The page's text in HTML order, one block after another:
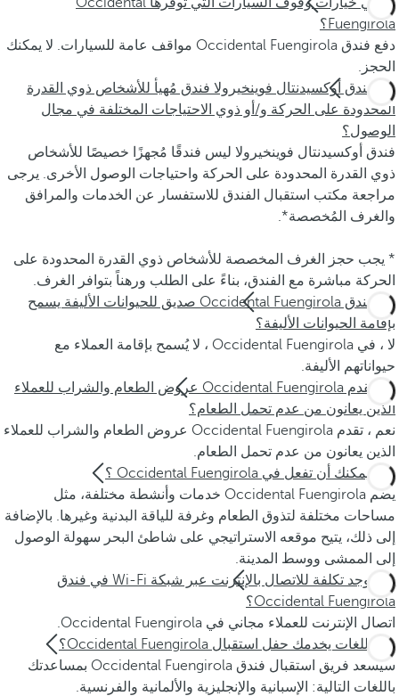
Fuengirola؟
دفع فندق Occidental Fuengirola مواقف عامة للسيارات. لا يمكنك
الحجز.
هل فندق أوكسيدنتال فوينخيرولا فندق مُهيأ للأشخاص ذوي القدرة
المحدودة على الحركة و/أو ذوي الاحتياجات المختلفة في مجال
الوصول؟
فندق أوكسيدنتال فوينخيرولا ليس فندقًا مُجهزًا خصيصًا للأشخاص
ذوي القدرة المحدودة على الحركة واحتياجات الوصول الأخرى. يرجى
مراجعة مكتب استقبال الفندق للاستفسار عن الخدمات والمرافق
والغرف المُخصصة*.
* يجب حجز الغرف المخصصة للأشخاص ذوي القدرة المحدودة على
الحركة مباشرة مع الفندق، بناءً على الطلب ورهناً بتوافر الغرف.
هل فندق Occidental Fuengirola صديق للحيوانات الأليفة يسمح
بإقامة الحيوانات الأليفة؟
لا ، في Occidental Fuengirola ، لا يُسمح بإقامة العملاء مع
حيواناتهم الأليفة.
هل تقدم Occidental Fuengirola عروض الطعام والشراب للعملاء
الذين يعانون من عدم تحمل الطعام؟
نعم ، تقدم Occidental Fuengirola عروض الطعام والشراب للعملاء
الذين يعانون من عدم تحمل الطعام.
ماذا يمكنك أن تفعل في Occidental Fuengirola ؟
يضم Occidental Fuengirola خدمات وأنشطة مختلفة، مثل
مساحات مختلفة لتذوق الطعام وغرفة للياقة البدنية وغيرها. بالإضافة
إلى ذلك، يتيح موقعه الاستراتيجي على شاطئ البحر سهولة الوصول
إلى الممشى ووسط المدينة.
هل يوجد تكلفة للاتصال بالإنترنت عبر شبكة Wi-Fi في فندق
Occidental Fuengirola؟
اتصال الإنترنت للعملاء مجاني في Occidental Fuengirola.
بأي اللغات يخدمك حفل استقبال Occidental Fuengirola؟
سيسعد فريق استقبال فندق Occidental Fuengirola بمساعدتك
باللغات التالية: الإسبانية والإنجليزية والألمانية والفرنسية.